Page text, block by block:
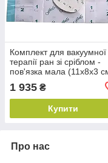
Комплект для вакуумної
терапії ран зі сріблом -
пов'язка мала (11х8х3
1 935 ₴
Купити
Про нас